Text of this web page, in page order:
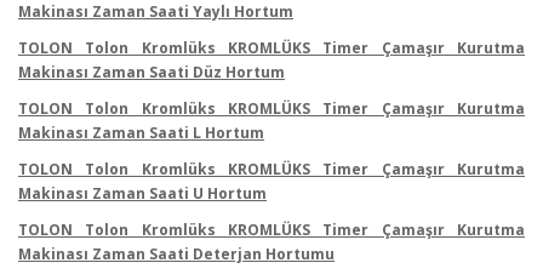
Makinası Zaman Saati Yaylı Hortum
TOLON Tolon Kromlüks KROMLÜKS Timer Çamaşır Kurutma
Makinası Zaman Saati Düz Hortum
TOLON Tolon Kromlüks KROMLÜKS Timer Çamaşır Kurutma
Makinası Zaman Saati L Hortum
TOLON Tolon Kromlüks KROMLÜKS Timer Çamaşır Kurutma
Makinası Zaman Saati U Hortum
TOLON Tolon Kromlüks KROMLÜKS Timer Çamaşır Kurutma
Makinası Zaman Saati Deterjan Hortumu